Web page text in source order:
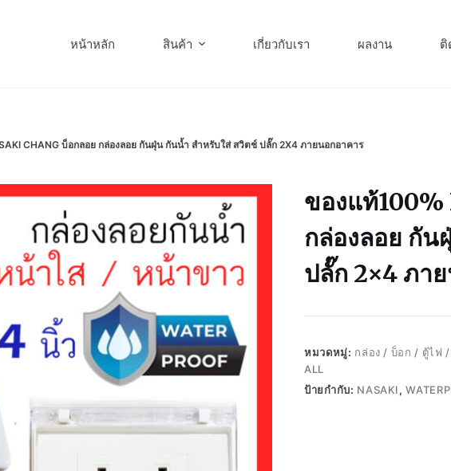
หน้าหลัก สินค้า เกี่ยวกับเรา ผลงาน ติ
CHANG บ็อกลอย กล่องลอย กันฝุ่น กันน้ำ สำหรับใส่ สวิตช์ ปลั๊ก 2X4 ภายนอกอาคาร
ของแท้
กล่องลอย กัน
ปลั๊ก 2×4 ภา
หมวดหมู่: กล่อง / บ็อก / ตู้ไฟ /
ALL
ป้ายกำกับ: NASAKI,